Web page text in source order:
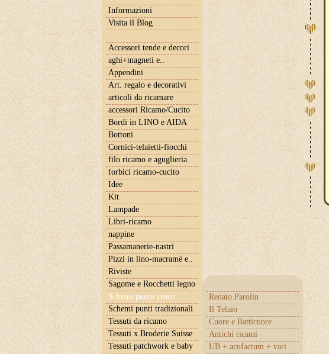
Informazioni
Visita il Blog
Accessori tende e decori
aghi+magneti e..
Appendini
Art. regalo e decorativi
articoli da ricamare
accessori Ricamo/Cucito
Bordi in LINO e AIDA
Bottoni
Cornici-telaietti-fiocchi
filo ricamo e aguglieria
forbici ricamo-cucito
Idee
Kit
Lampade
Libri-ricamo
nappine
Passamanerie-nastri
Pizzi in lino-macramè e..
Riviste
Sagome e Rocchetti legno
Schemi punto croce
Renato Parolin
Il Telaio
Cuore e Batticuore
Antichi ricami
UB + acufactum + vari
Schemi punti tradizionali
Tessuti da ricamo
Tessuti x Broderie Suisse
Tessuti patchwork e baby